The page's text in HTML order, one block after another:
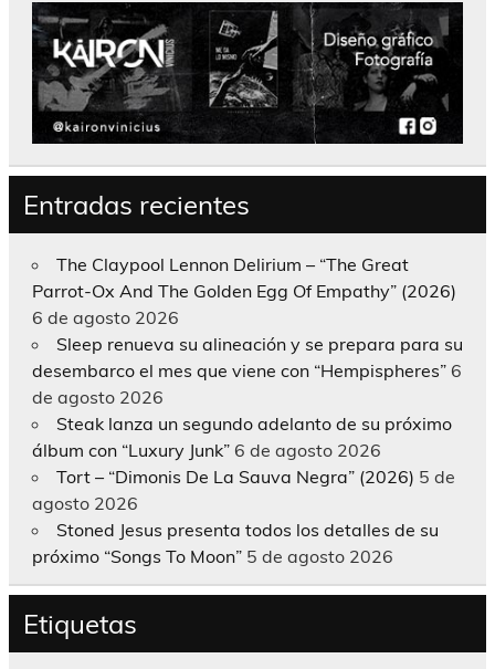
Entradas recientes
The Claypool Lennon Delirium – “The Great
Parrot-Ox And The Golden Egg Of Empathy” (2026)
6 de agosto 2026
Sleep renueva su alineación y se prepara para su
desembarco el mes que viene con “Hempispheres” 6
de agosto 2026
Steak lanza un segundo adelanto de su próximo
álbum con “Luxury Junk” 6 de agosto 2026
Tort – “Dimonis De La Sauva Negra” (2026) 5 de
agosto 2026
Stoned Jesus presenta todos los detalles de su
próximo “Songs To Moon” 5 de agosto 2026
Etiquetas